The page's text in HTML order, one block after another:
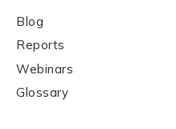
Blog
Reports
Webinars
Glossary